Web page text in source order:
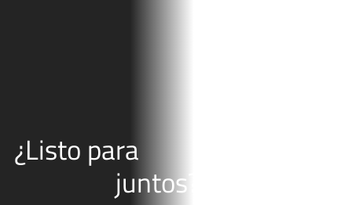
¿Listo para
juntos?